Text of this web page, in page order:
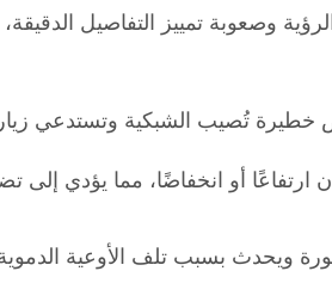
وصعوبة تمييز التفاصيل
خطيرة تُصيب الشبكية وتستدعي
أو انخفاضًا، مما يؤدي إلى
ويحدث بسبب تلف الأوعية